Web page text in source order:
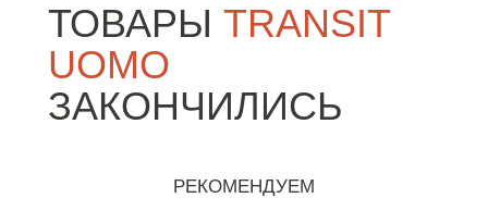
ТОВАРЫ TRANSIT
UOMO
ЗАКОНЧИЛИСЬ
РЕКОМЕНДУЕМ